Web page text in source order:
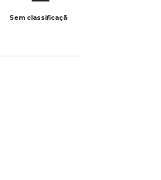
Sem classificação